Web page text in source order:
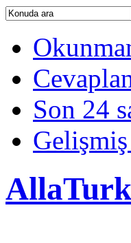
Son 24